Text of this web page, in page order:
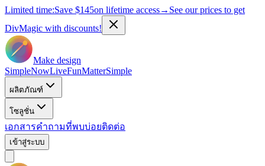
Limited time:Save $145on lifetime access→ See our prices to get
DivMagic with discounts!
Make design
SimpleNowLiveFunMatterSimple
ผลิตภัณฑ์
โซลูชั่น
เอกสารคำถามที่พบบ่อยติดต่อ
เข้าสู่ระบบ